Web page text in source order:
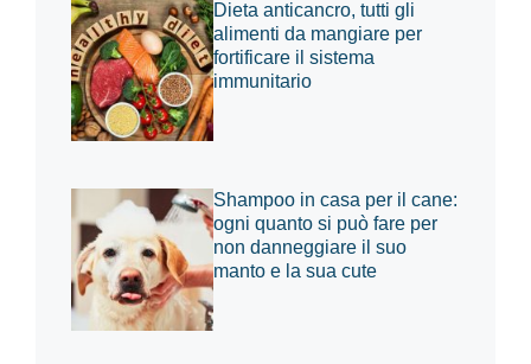
Dieta anticancro, tutti gli
alimenti da mangiare per
fortificare il sistema
immunitario
Shampoo in casa per il cane:
ogni quanto si può fare per
non danneggiare il suo
manto e la sua cute